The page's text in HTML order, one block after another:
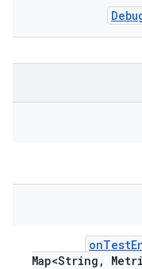
onTest
Map<String ,